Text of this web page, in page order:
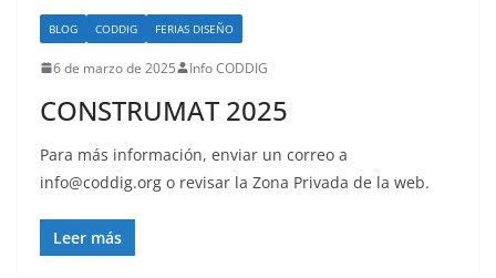
BLOG CODDIG FERIAS DISEÑO
6 de marzo de 2025 Info CODDIG
CONSTRUMAT 2025
Para más información, enviar un correo a
info@coddig.org o revisar la Zona Privada de la web.
Leer más